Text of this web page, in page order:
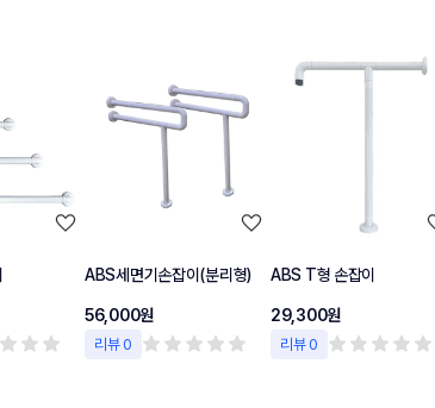
ABS세면기손잡이(분리형)
56,000원
리뷰 0
ABS T형 손잡이
29,300원
리뷰 0